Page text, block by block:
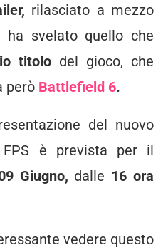
rilasciato a mezzo
ha svelato quello che
titolo del gioco, che
però Battlefield 6.
del nuovo
è prevista per il
Giugno, dalle 16 ora
vedere questo